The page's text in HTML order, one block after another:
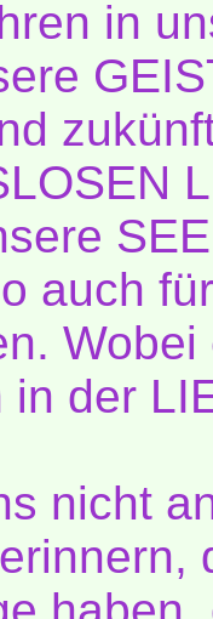
in
auch
in der
nicht